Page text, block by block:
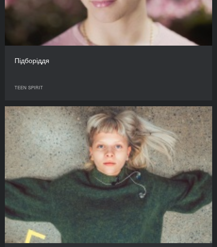
Підборіддя
TEEN SPIRIT